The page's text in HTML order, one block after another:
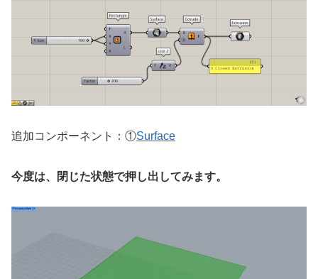
追加コンポーネント：①Surface
今度は、閉じた状態で押し出してみます。